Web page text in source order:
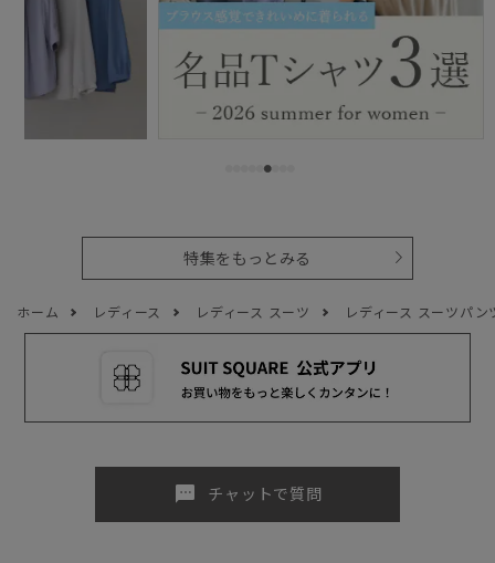
特集をもっとみる
ホーム レディース レディース スーツ レディース スーツパン
sms チャットで質問